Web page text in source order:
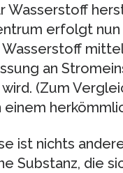
Wasserstoff
erfolgt
an
(Zum
einem
ist nichts
Substanz, die